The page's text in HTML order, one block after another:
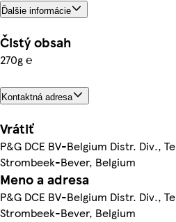
Ďalšie informácie
Čistý obsah
270g ℮
Kontaktná adresa
Vrátiť
P&G DCE BV-Belgium Distr. Div.,
Strombeek-Bever, Belgium
Meno a adresa
P&G DCE BV-Belgium Distr. Div.,
Strombeek-Bever, Belgium